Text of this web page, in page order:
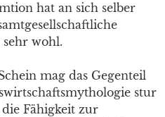
hat an sich selber
wohl.
mag das Gegenteil
stur
Fähigkeit zur